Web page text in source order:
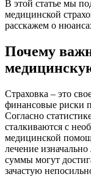
В этой статье мы
медицинской
расскажем о
Почему
Страховка – это
финансовые риски
Согласно
сталкиваются с
медицинской
лечение
суммы могут
зачастую